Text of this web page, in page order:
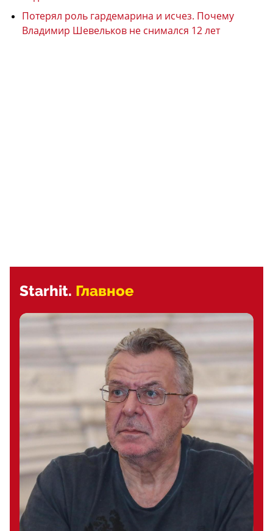
Потерял роль гардемарина и исчез. Почему
Владимир Шевельков не снимался 12 лет
Starhit. Главное